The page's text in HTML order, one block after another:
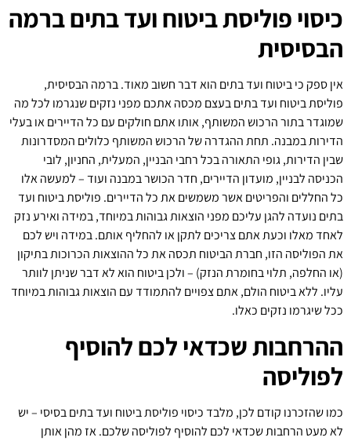
כיסוי פוליסת ביטוח ועד בתים ברמה
הבסיסית
אין ספק כי ביטוח ועד בתים הוא דבר חשוב מאוד. ברמה הבסיסית,
פוליסת ביטוח ועד בתים בעצם מכסה אתכם מפני נזקים שנגרמו לכל מה
שמוגדר בתור הרכוש המשותף, אותו אתם חולקים עם כל הדיירים או בעלי
הדירות במבנה. תחת ההגדרה של הרכוש המשותף כלולים המסדרונות
שבין הדירות, גופי התאורה בכל רחבי הבניין, המעלית, החניון, לובי
הכניסה לבניין, מועדון הדיירים, חדר הכושר במבנה ועוד – למעשה אלו
כל החללים והפריטים אשר משמשים את כל הדיירים. פוליסת ביטוח ועד
בתים נועדה להגן עליכם מפני הוצאות גבוהות במיוחד, במידה ואירע נזק
לאחד מאלו וכעת אתם צריכים לתקן או להחליף אותם. במידה ויש לכם
את הפוליסה הזו, חברת הביטוח תכסה את כל ההוצאות הכרוכות בתיקון
(או החלפה, תלוי בחומרת הנזק) – ולכן ביטוח הוא לא דבר שניתן לוותר
עליו. ללא ביטוח הולם, אתם צפויים להתמודד עם הוצאות גבוהות במיוחד
ככל שיגרמו נזקים כאלו.
ההרחבות שכדאי לכם להוסיף
לפוליסה
כמו שהזכרנו קודם לכן, מלבד כיסוי פוליסת ביטוח ועד בתים בסיסי – יש
לא מעט הרחבות שכדאי לכם להוסיף לפוליסה שלכם. אז מהן אותן